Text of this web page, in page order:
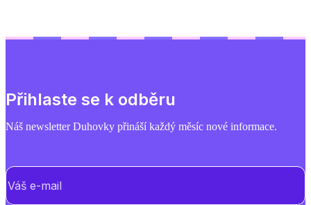
Přihlaste se k odběru
Náš newsletter Duhovky přináší každý měsíc nové informace.
E-mail